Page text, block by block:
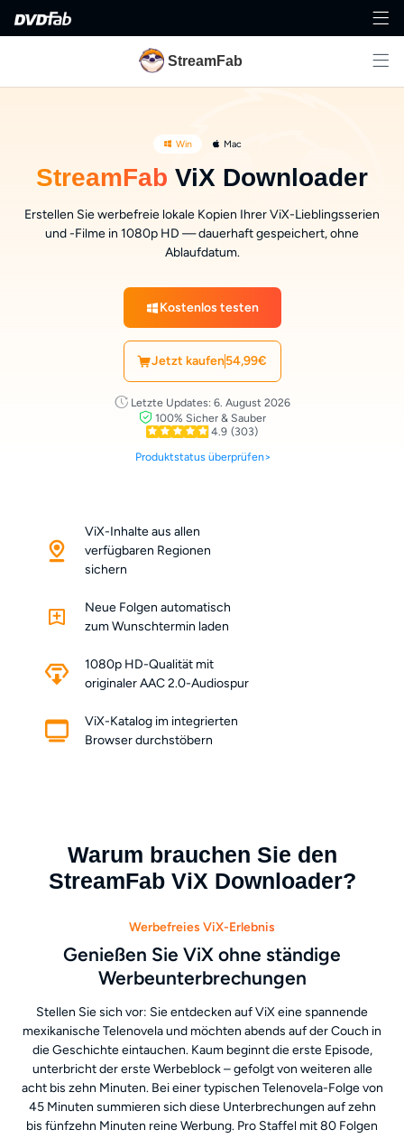
StreamFab
Win Mac
StreamFab ViX Downloader
Erstellen Sie werbefreie lokale Kopien Ihrer ViX-Lieblingsserien
und -Filme in 1080p HD — dauerhaft gespeichert, ohne
Ablaufdatum.
Kostenlos testen
Jetzt kaufen54,99€
Letzte Updates: 6. August 2026
100% Sicher & Sauber
4.9 (303)
Produktstatus überprüfen>
ViX-Inhalte aus allen
verfügbaren Regionen
sichern
Neue Folgen automatisch
zum Wunschtermin laden
1080p HD-Qualität mit
originaler AAC 2.0-Audiospur
ViX-Katalog im integrierten
Browser durchstöbern
Warum brauchen Sie den
StreamFab ViX Downloader?
Werbefreies ViX-Erlebnis
Genießen Sie ViX ohne ständige
Werbeunterbrechungen
Stellen Sie sich vor: Sie entdecken auf ViX eine spannende
mexikanische Telenovela und möchten abends auf der Couch in
die Geschichte eintauchen. Kaum beginnt die erste Episode,
unterbricht der erste Werbeblock – gefolgt von weiteren alle
acht bis zehn Minuten. Bei einer typischen Telenovela-Folge von
45 Minuten summieren sich diese Unterbrechungen auf zehn
bis fünfzehn Minuten reine Werbung. Pro Staffel mit 80 Folgen